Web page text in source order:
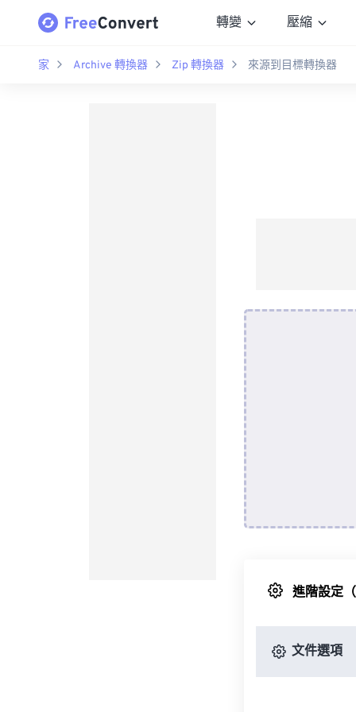
轉變 壓縮
家 Archive 轉換器 Zip 轉換器 來源到目標轉換器
進階設定
文件選項